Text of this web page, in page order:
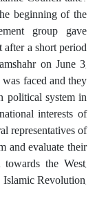
beginning of the
group gave
a short period
on June 3,
faced and they
political system in
interests of
representatives of
and evaluate their
the West,
Revolution,